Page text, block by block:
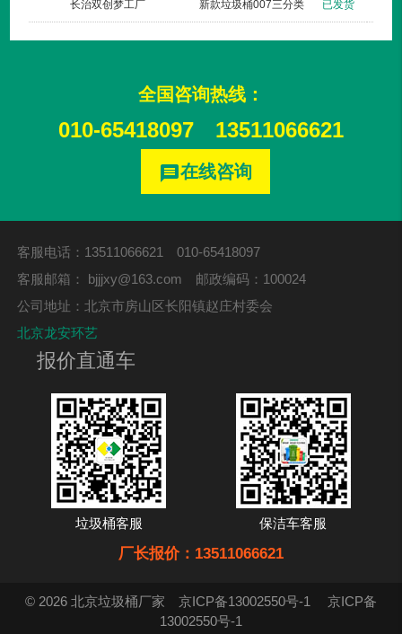
长治双创梦工厂 新款垃圾桶007三分类 已发货
全国咨询热线：
010-65418097 13511066621
message在线咨询
客服电话：13511066621 010-65418097
客服邮箱： bjjjxy@163.com 邮政编码：100024
公司地址：北京市房山区长阳镇赵庄村委会
北京龙安环艺
报价直通车
垃圾桶客服 保洁车客服
厂长报价：13511066621
© 2026 北京垃圾桶厂家 京ICP备13002550号-1
京ICP备
13002550号-1